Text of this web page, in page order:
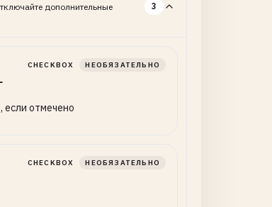
дополнительные
3
CHECKBOX НЕОБЯЗАТЕЛЬНО
если отмечено
CHECKBOX НЕОБЯЗАТЕЛЬНО